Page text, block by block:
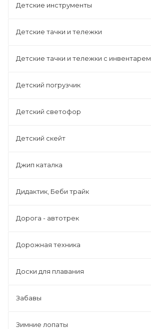
Детские инструменты
Детские тачки и тележки
Детские тачки и тележки с инвентарем
Детский погрузчик
Детский светофор
Детский скейт
Джип каталка
Дидактик, Беби трайк
Дорога - автотрек
Дорожная техника
Доски для плавания
Забавы
Зимние лопаты